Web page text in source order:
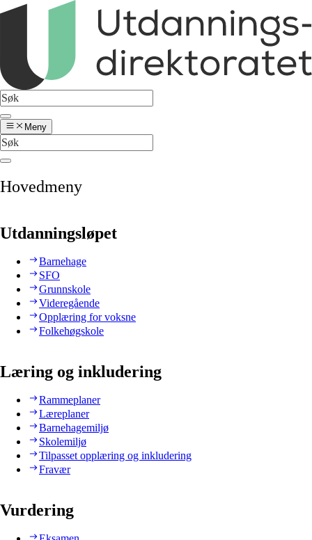
Meny
Hovedmeny
Utdanningsløpet
Barnehage
SFO
Grunnskole
Videregående
Opplæring for voksne
Folkehøgskole
Læring og inkludering
Rammeplaner
Læreplaner
Barnehagemiljø
Skolemiljø
Tilpasset opplæring og inkludering
Fravær
Vurdering